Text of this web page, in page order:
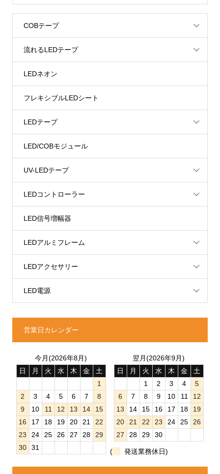
COBテープ
流れるLEDテープ
LEDネオン
フレキシブルLEDシート
LEDテープ
LED/COBモジュール
UV-LEDテープ
LEDコントローラー
LED信号増幅器
LEDアルミフレーム
LEDアクセサリー
LED電源
営業日カレンダー
今月(2026年8月)
日
月 火 水 木 金
土
1
2
3 4 5 6 7
8
9
10 11 12 13 14
15
16
17 18 19 20 21
22
23
24 25 26 27 28
29
30
31
翌月(2026年9月)
日
月 火 水 木 金
土
1
2 3 4
5
6
7 8 9 10 11
12
13
14 15 16 17 18
19
20
21 22 23 24 25
26
27
28 29 30
( 発送業務休日)